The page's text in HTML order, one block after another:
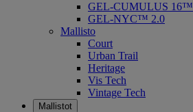
GEL-CUMULUS 16™
GEL-NYC™ 2.0
Mallisto
Court
Urban Trail
Heritage
Vis Tech
Vintage Tech
Mallistot